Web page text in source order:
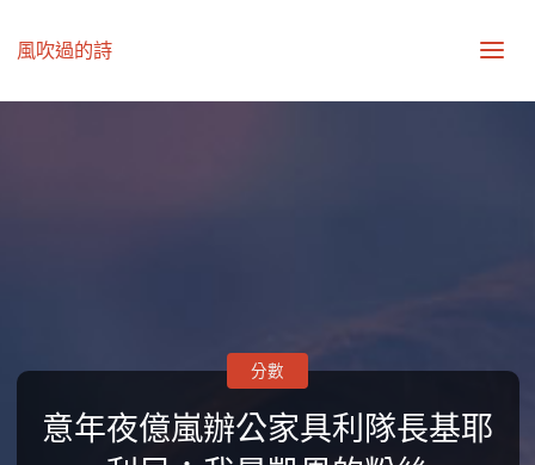
風吹過的詩
意年夜億嵐辦公家具利隊長基耶
分數